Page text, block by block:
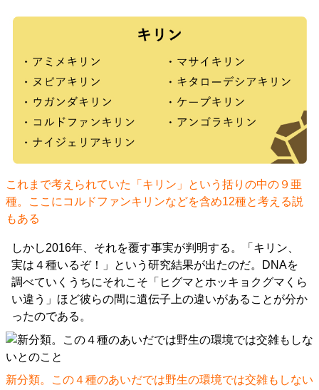
これまで考えられていた「キリン」という括りの中の９亜
種。ここにコルドファンキリンなどを含め12種と考える説
もある
しかし2016年、それを覆す事実が判明する。「キリン、
実は４種いるぞ！」という研究結果が出たのだ。DNAを
調べていくうちにそれこそ「ヒグマとホッキョクグマくら
い違う」ほど彼らの間に遺伝子上の違いがあることが分か
ったのである。
新分類。この４種のあいだでは野生の環境では交雑もしない